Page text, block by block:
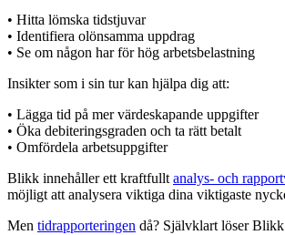
• Hitta lömska tidstjuvar
• Identifiera olönsamma uppdrag
• Se om någon har för hög arbetsbelastning
Insikter som i sin tur kan hjälpa dig att:
• Lägga tid på mer värdeskapande uppgifter
• Öka debiteringsgraden och ta rätt betalt
• Omfördela arbetsuppgifter
Blikk innehåller ett kraftfullt analys- och
möjligt att analysera viktiga dina viktigaste
Men tidrapporteringen då? Självklart löser